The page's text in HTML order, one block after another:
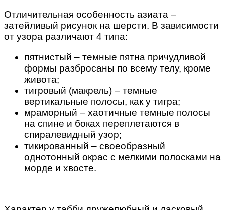
Отличительная особенность азиата –
затейливый рисунок на шерсти. В зависимости
от узора различают 4 типа:
пятнистый – темные пятна причудливой
формы разбросаны по всему телу, кроме
живота;
тигровый (макрель) – темные
вертикальные полосы, как у тигра;
мраморный – хаотичные темные полосы
на спине и боках переплетаются в
спиралевидный узор;
тикированный – своеобразный
однотонный окрас с мелкими полосками на
морде и хвосте.